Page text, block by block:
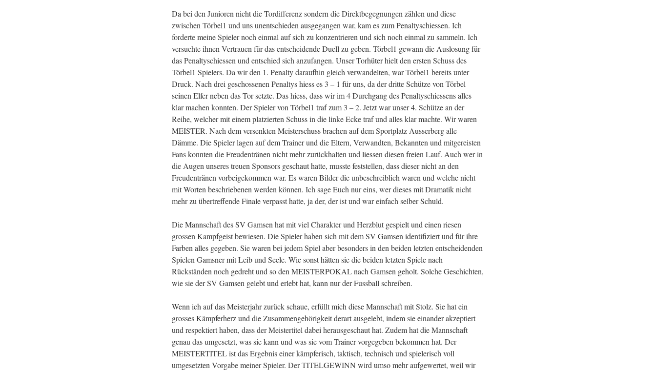
Da bei den Junioren nicht die Tordifferenz sondern die Direktbegegnungen zählen und diese
zwischen Törbel1 und uns unentschieden ausgegangen war, kam es zum Penaltyschiessen. Ich
forderte meine Spieler noch einmal auf sich zu konzentrieren und sich noch einmal zu sammeln. Ich
versuchte ihnen Vertrauen für das entscheidende Duell zu geben. Törbel1 gewann die Auslosung für
das Penaltyschiessen und entschied sich anzufangen. Unser Torhüter hielt den ersten Schuss des
Törbel1 Spielers. Da wir den 1. Penalty daraufhin gleich verwandelten, war Törbel1 bereits unter
Druck. Nach drei geschossenen Penaltys hiess es 3 – 1 für uns, da der dritte Schütze von Törbel
seinen Elfer neben das Tor setzte. Das hiess, dass wir im 4 Durchgang des Penaltyschiessens alles
klar machen konnten. Der Spieler von Törbel1 traf zum 3 – 2. Jetzt war unser 4. Schütze an der
Reihe, welcher mit einem platzierten Schuss in die linke Ecke traf und alles klar machte. Wir waren
MEISTER. Nach dem versenkten Meisterschuss brachen auf dem Sportplatz Ausserberg alle
Dämme. Die Spieler lagen auf dem Trainer und die Eltern, Verwandten, Bekannten und mitgereisten
Fans konnten die Freudentränen nicht mehr zurückhalten und liessen diesen freien Lauf. Auch wer in
die Augen unseres treuen Sponsors geschaut hatte, musste feststellen, dass dieser nicht an den
Freudentränen vorbeigekommen war. Es waren Bilder die unbeschreiblich waren und welche nicht
mit Worten beschriebenen werden können. Ich sage Euch nur eins, wer dieses mit Dramatik nicht
mehr zu übertreffende Finale verpasst hatte, ja der, der ist und war einfach selber Schuld.
Die Mannschaft des SV Gamsen hat mit viel Charakter und Herzblut gespielt und einen riesen
grossen Kampfgeist bewiesen. Die Spieler haben sich mit dem SV Gamsen identifiziert und für ihre
Farben alles gegeben. Sie waren bei jedem Spiel aber besonders in den beiden letzten entscheidenden
Spielen Gamsner mit Leib und Seele. Wie sonst hätten sie die beiden letzten Spiele nach
Rückständen noch gedreht und so den MEISTERPOKAL nach Gamsen geholt. Solche Geschichten,
wie sie der SV Gamsen gelebt und erlebt hat, kann nur der Fussball schreiben.
Wenn ich auf das Meisterjahr zurück schaue, erfüllt mich diese Mannschaft mit Stolz. Sie hat ein
grosses Kämpferherz und die Zusammengehörigkeit derart ausgelebt, indem sie einander akzeptiert
und respektiert haben, dass der Meistertitel dabei herausgeschaut hat. Zudem hat die Mannschaft
genau das umgesetzt, was sie kann und was sie vom Trainer vorgegeben bekommen hat. Der
MEISTERTITEL ist das Ergebnis einer kämpferisch, taktisch, technisch und spielerisch voll
umgesetzten Vorgabe meiner Spieler. Der TITELGEWINN wird umso mehr aufgewertet, weil wir